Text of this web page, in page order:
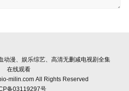
动漫、娱乐综艺、高清无删减电视剧全集
在线观看
milin.com All Rights Reserved
备03119297号